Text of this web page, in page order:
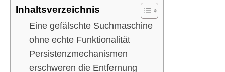
Inhaltsverzeichnis
Eine gefälschte Suchmaschine
ohne echte Funktionalität
Persistenzmechanismen
erschweren die Entfernung